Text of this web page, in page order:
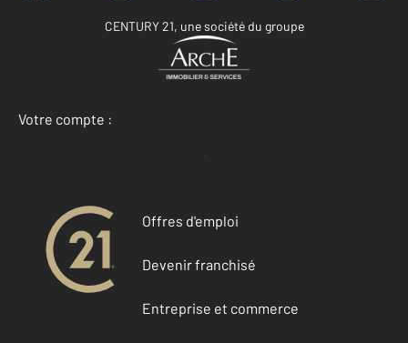
CENTURY 21, une société du groupe
Votre compte :
Accéder à mon compte
Offres d'emploi
Devenir franchisé
Entreprise et commerce